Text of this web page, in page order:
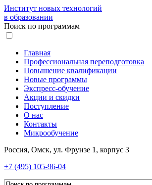
Институт новых технологий
в образовании
Поиск по программам
Главная
Профессиональная переподготовка
Повышение квалификации
Новые программы
Экспресс-обучение
Акции и скидки
Поступление
О нас
Контакты
Микрообучение
Россия, Омск, ул. Фрунзе 1, корпус 3
+7 (495) 105-96-04